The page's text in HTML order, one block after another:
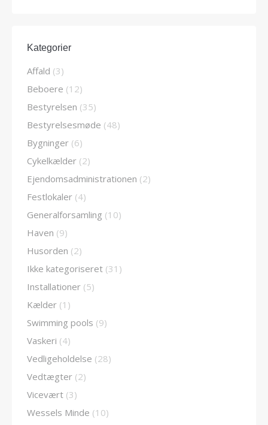
Kategorier
Affald (3)
Beboere (12)
Bestyrelsen (35)
Bestyrelsesmøde (48)
Bygninger (6)
Cykelkælder (2)
Ejendomsadministrationen (2)
Festlokaler (4)
Generalforsamling (10)
Haven (9)
Husorden (2)
Ikke kategoriseret (31)
Installationer (5)
Kælder (1)
Swimming pools (9)
Vaskeri (4)
Vedligeholdelse (28)
Vedtægter (2)
Vicevært (3)
Wessels Minde (10)